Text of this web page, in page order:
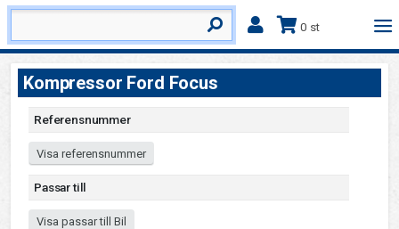
0 st
Kompressor Ford Focus
Referensnummer
Visa referensnummer
Passar till
Visa passar till Bil